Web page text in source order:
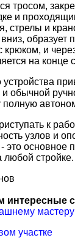
тросом,
и
стрелы и
образует
крюком, и
на конце
обычной
полную
к
узлов и
это основное
любой стройке.
интересные
мастеру
участке